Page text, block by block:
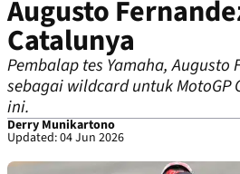
Augusto
Catalunya
Pembalap tes Yamaha, Augusto
sebagai wildcard untuk MotoGP
ini.
Derry Munikartono
Updated: 04 Jun 2026